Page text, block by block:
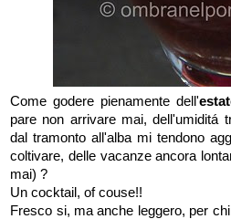
Come godere pienamente dell'
pare non arrivare mai, dell'umiditá
dal tramonto all'alba mi tendono
coltivare, delle vacanze ancora
mai) ?
Un cocktail, of couse!!
Fresco si, ma anche leggero, per